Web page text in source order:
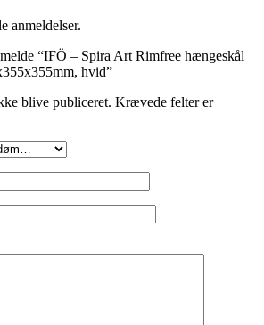
anmeldelser.
“IFÖ – Spira Art Rimfree hængeskål
hvid”
blive publiceret. Krævede felter er